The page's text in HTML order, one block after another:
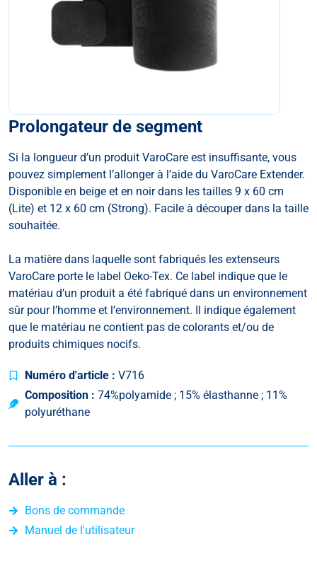
Prolongateur de segment
Si la longueur d’un produit VaroCare est insuffisante, vous
pouvez simplement l’allonger à l’aide du VaroCare Extender.
Disponible en beige et en noir dans les tailles 9 x 60 cm
(Lite) et 12 x 60 cm (Strong). Facile à découper dans la taille
souhaitée.
La matière dans laquelle sont fabriqués les extenseurs
VaroCare porte le label Oeko-Tex. Ce label indique que le
matériau d’un produit a été fabriqué dans un environnement
sûr pour l’homme et l’environnement. Il indique également
que le matériau ne contient pas de colorants et/ou de
produits chimiques nocifs.
Numéro d'article : V716
Composition : 74%polyamide ; 15% élasthanne ; 11%
polyuréthane
Aller à :
Bons de commande
Manuel de l'utilisateur